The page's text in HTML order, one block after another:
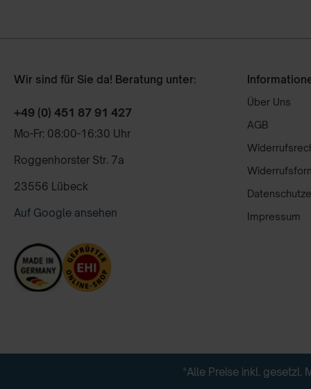
Wir sind für Sie da! Beratung unter:
+49 (0) 451 87 91 427
Mo-Fr: 08:00-16:30 Uhr
Roggenhorster Str. 7a
23556 Lübeck
Auf Google ansehen
Über Uns
AGB
Impressum
*Alle Preise inkl. gesetzl.